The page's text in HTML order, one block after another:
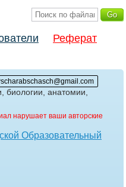
Реферат
биологии, анатомии,
нарушает ваши авторские
Образовательный